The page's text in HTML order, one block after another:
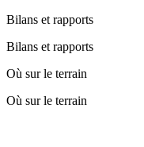
Bilans et rapports
Bilans et rapports
Où sur le terrain
Où sur le terrain